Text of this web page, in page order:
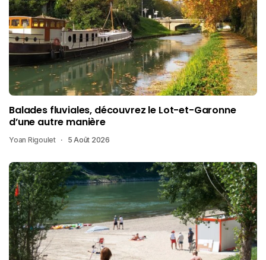
Balades fluviales, découvrez le Lot-et-Garonne
d’une autre manière
Yoan Rigoulet 5 Août 2026